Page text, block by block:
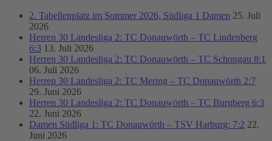
2. Tabellenplatz im Sommer 2026, Südliga 1 Damen 25. Juli
2026
Herren 30 Landesliga 2: TC Donauwörth – TC Lindenberg
6:3 13. Juli 2026
Herren 30 Landesliga 2: TC Donauwörth – TC Schongau 8:1
06. Juli 2026
Herren 30 Landesliga 2: TC Mering – TC Donauwörth 2:7
29. Juni 2026
Herren 30 Landesliga 2: TC Donauwörth – TC Burgberg 6:3
22. Juni 2026
Damen Südliga 1: TC Donauwörth – TSV Harburg: 7:2 22.
Juni 2026